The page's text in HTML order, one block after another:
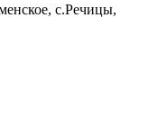
с.Речицы,